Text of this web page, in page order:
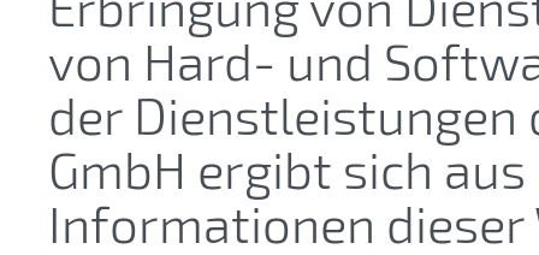
von Hard- und
der Dienstleistungen
GmbH ergibt sich
Informationen dieser